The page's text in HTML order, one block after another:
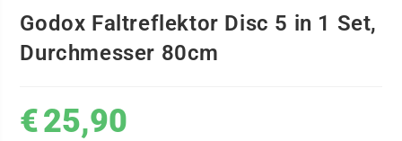
Godox Faltreflektor Disc 5 in 1 Set,
Durchmesser 80cm
€25,90